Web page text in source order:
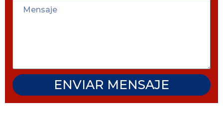
ENVIAR MENSAJE